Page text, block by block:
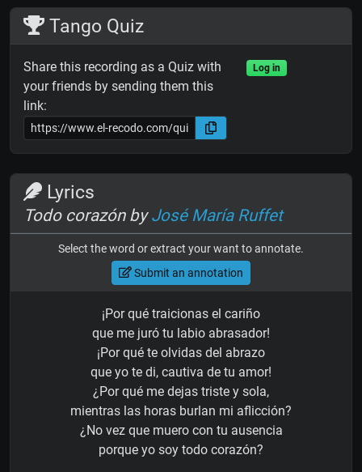
Tango Quiz
Share this recording as a Quiz with
your friends by sending them this
link:
Log in
Lyrics
Todo corazón byJosé María Ruffet
Select the word or extract your want to annotate.
Submit an annotation
¡Por qué traicionas el cariño
que me juró tu labio abrasador!
¡Por qué te olvidas del abrazo
que yo te di, cautiva de tu amor!
¿Por qué me dejas triste y sola,
mientras las horas burlan mi aflicción?
¿No vez que muero con tu ausencia
porque yo soy todo corazón?